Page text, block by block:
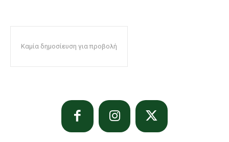
Καμία δημοσίευση για προβολή